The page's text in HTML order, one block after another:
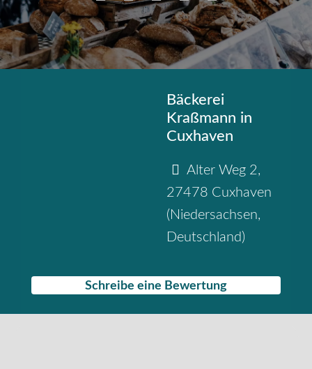
Bäckerei
Kraßmann in
Cuxhaven
Alter Weg 2,
27478 Cuxhaven
( Niedersachsen,
Deutschland)
Schreibe eine Bewertung